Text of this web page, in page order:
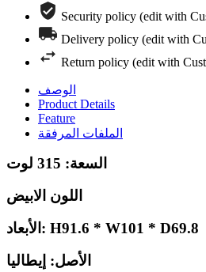
Security policy (edit with
Delivery policy (edit with
Return policy (edit with
الوصف
Product Details
Feature
الملفات المرفقة
السعة: 315 لوت
اللون الابيض
الأبعاد: H91.6 * W101 * D69.8
الأصل: إيطاليا